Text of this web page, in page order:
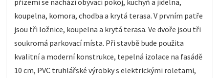
koupelna, komora, chodba a krytá terasa. V prvním patře
jsou tři ložnice, koupelna a krytá terasa. Ve dvoře jsou tři
soukromá parkovací místa. Při stavbě bude použita
kvalitní a moderní konstrukce, tepelná izolace na fasádě
10 cm, PVC truhlářské výrobky s elektrickými roletami,